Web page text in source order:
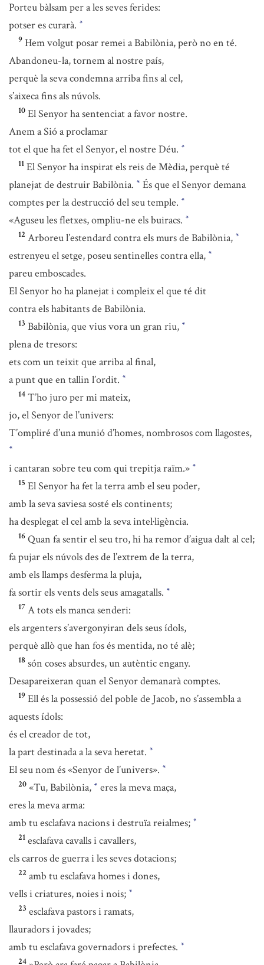
Porteu bàlsam per a les seves ferides:
potser es curarà. *
9 Hem volgut posar remei a Babilònia, però no en té.
Abandoneu-la, tornem al nostre país,
perquè la seva condemna arriba fins al cel,
s’aixeca fins als núvols.
10 El Senyor ha sentenciat a favor nostre.
Anem a Sió a proclamar
tot el que ha fet el Senyor, el nostre Déu. *
11 El Senyor ha inspirat els reis de Mèdia, perquè té
planejat de destruir Babilònia. * És que el Senyor demana
comptes per la destrucció del seu temple. *
«Aguseu les fletxes, ompliu-ne els buiracs. *
12 Arboreu l’estendard contra els murs de Babilònia, *
estrenyeu el setge, poseu sentinelles contra ella, *
pareu emboscades.
El Senyor ho ha planejat i compleix el que té dit
contra els habitants de Babilònia.
13 Babilònia, que vius vora un gran riu, *
plena de tresors:
ets com un teixit que arriba al final,
a punt que en tallin l’ordit. *
14 T’ho juro per mi mateix,
jo, el Senyor de l’univers:
T’ompliré d’una munió d’homes, nombrosos com llagostes,
*
i cantaran sobre teu com qui trepitja raïm.» *
15 El Senyor ha fet la terra amb el seu poder,
amb la seva saviesa sosté els continents;
ha desplegat el cel amb la seva intel·ligència.
16 Quan fa sentir el seu tro, hi ha remor d’aigua dalt al cel;
fa pujar els núvols des de l’extrem de la terra,
amb els llamps desferma la pluja,
fa sortir els vents dels seus amagatalls. *
17 A tots els manca senderi:
els argenters s’avergonyiran dels seus ídols,
perquè allò que han fos és mentida, no té alè;
18 són coses absurdes, un autèntic engany.
Desapareixeran quan el Senyor demanarà comptes.
19 Ell és la possessió del poble de Jacob, no s’assembla a
aquests ídols:
és el creador de tot,
la part destinada a la seva heretat. *
El seu nom és «Senyor de l’univers». *
20 «Tu, Babilònia, * eres la meva maça,
eres la meva arma:
amb tu esclafava nacions i destruïa reialmes; *
21 esclafava cavalls i cavallers,
els carros de guerra i les seves dotacions;
22 amb tu esclafava homes i dones,
vells i criatures, noies i nois; *
23 esclafava pastors i ramats,
llauradors i jovades;
amb tu esclafava governadors i prefectes. *
24